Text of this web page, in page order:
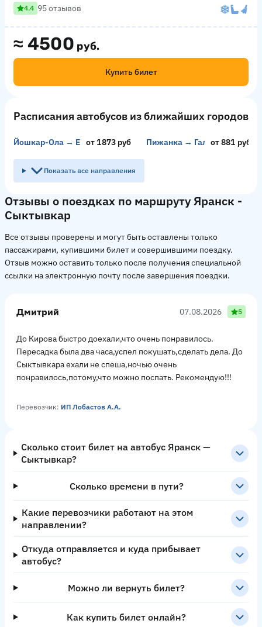
≈ 4500 руб.
Купить билет
4.4 95 отзывов
Расписания автобусов из ближайших городов
Йошкар-Ола → Елабугаот 1873 руб Пижанка → Галицкое
от 881 руб
Показать все направления
Отзывы о поездках по маршруту Яранск -
Сыктывкар
Все отзывы проверены и могут быть оставлены только
пассажирами, купившими билет и совершившими поездку.
Отзыв можно оставить только после получения специальной
ссылки на электронную почту после завершения поездки.
Дмитрий 07.08.2026 5
До Кирова быстро доехали,что очень понравилось.
Пересадка была два часа,успел покушать,сделать дела. До
Сыктывкара ехали не спеша,ночью очень
понравилось,потому,что можно поспать. Рекомендую!!!
Перевозчик: ИП Лобастов А.А.
Сколько стоит билет на автобус Яранск —
Сыктывкар?
Сколько времени в пути?
Какие перевозчики работают на этом
направлении?
Откуда отправляется и куда прибывает
автобус?
Можно ли вернуть билет?
Как купить билет онлайн?